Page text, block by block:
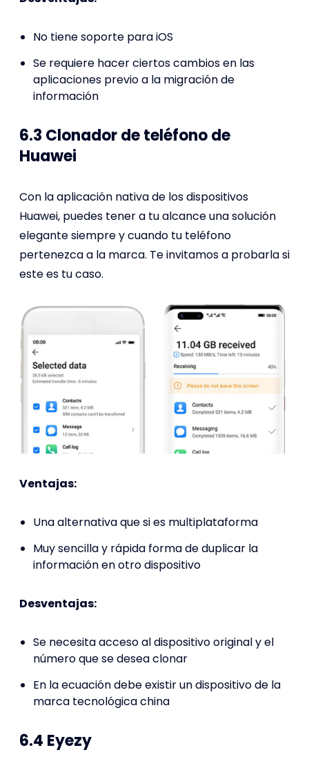
No tiene soporte para iOS
Se requiere hacer ciertos cambios en las
aplicaciones previo a la migración de
información
6.3 Clonador de teléfono de
Huawei
Con la aplicación nativa de los dispositivos
Huawei, puedes tener a tu alcance una solución
elegante siempre y cuando tu teléfono
pertenezca a la marca. Te invitamos a probarla si
este es tu caso.
Ventajas:
Una alternativa que si es multiplataforma
Muy sencilla y rápida forma de duplicar la
información en otro dispositivo
Desventajas:
Se necesita acceso al dispositivo original y el
número que se desea clonar
En la ecuación debe existir un dispositivo de la
marca tecnológica china
6.4 Eyezy